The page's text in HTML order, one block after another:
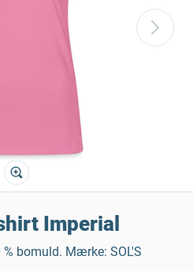
Imperial
bomuld. Mærke: SOL'S